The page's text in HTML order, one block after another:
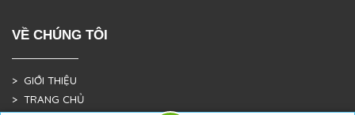
VỀ CHÚNG TÔI
> GIỚI THIỆU
> TRANG CHỦ